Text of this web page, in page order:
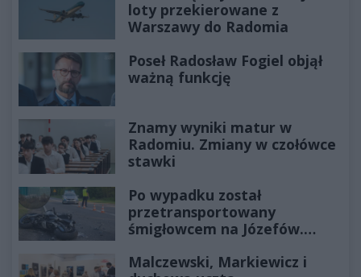
loty przekierowane z
Warszawy do Radomia
Poseł Radosław Fogiel objął
ważną funkcję
Znamy wyniki matur w
Radomiu. Zmiany w czołówce
stawki
Po wypadku został
przetransportowany
śmigłowcem na Józefów.
Malczewski, Markiewicz i